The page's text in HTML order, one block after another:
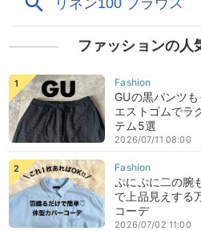
ファッションの人
GUの黒パンツ
エストゴムでラ
テム5選
2026/07/11 08:00
ぷにぷに二の腕
で上品見えする
コーデ
2026/07/02 11:00